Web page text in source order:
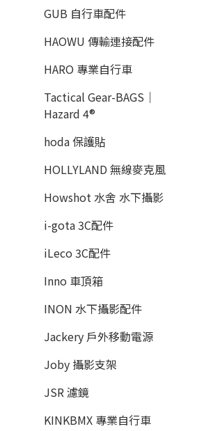
GUB 自行車配件
HAOWU 傳輸連接配件
HARO 專業自行車
Tactical Gear-BAGS｜
Hazard 4®
hoda 保護貼
HOLLYLAND 無線麥克風
Howshot 水舍 水下攝影
i-gota 3C配件
iLeco 3C配件
Inno 車頂箱
INON 水下攝影配件
Jackery 戶外移動電源
Joby 攝影支架
JSR 濾鏡
KINKBMX 專業自行車